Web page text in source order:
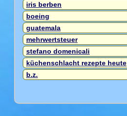
iris berben
boeing
guatemala
mehrwertsteuer
stefano domenicali
küchenschlacht rezepte heute
b.z.